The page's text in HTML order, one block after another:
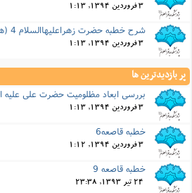
3 فروردین 1394, 1:13
شرح خطبه حضرت زهراعلیهاالسلام 4 (هدف از خلقت انسان)
3 فروردین 1394, 1:13
پر بازدیدترین ها
بررسی ابعاد مظلومیت حضرت علی علیه
3 فروردین 1394, 1:13
خطبه قاصعه6
3 فروردین 1394, 1:12
خطبه قاصعه 9
24 تیر 1393, 23:38